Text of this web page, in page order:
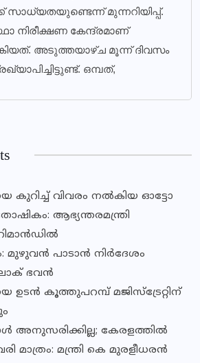
സാധ്യതയുണ്ടെന്ന് മുന്നറിയിപ്പ്.
നിരീക്ഷണ കേന്ദ്രമാണ്
അടുത്തയാഴ്ച മൂന്ന് ദിവസം
ഒമ്പത്,
വിവരം നൽകിയ ഓട്ടോ
ആഭ്യന്തരമന്ത്രി
മുഴുവൻ പാടാൻ നിർദേശം
ലോക് ഭവൻ
കൂത്തുപറമ്പ് മജിസ്ട്രേറ്റിന്
അനുസരിക്കില്ല; കേരളത്തിൽ
മാത്രം: മന്ത്രി കെ മുരളീധരൻ